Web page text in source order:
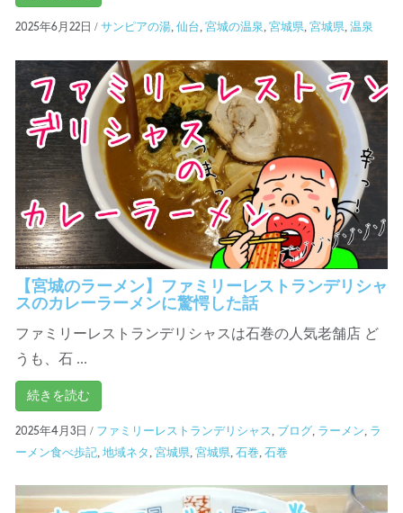
2025年6月22日 / サンピアの湯, 仙台, 宮城の温泉, 宮城県, 宮城県, 温泉
【宮城のラーメン】ファミリーレストランデリシャ
スのカレーラーメンに驚愕した話
ファミリーレストランデリシャスは石巻の人気老舗店 ど
うも、石 ...
続きを読む
2025年4月3日 / ファミリーレストランデリシャス ブログ, ラーメン ラ
ーメン食べ歩記, 地域ネタ 宮城県 宮城県 石巻 石巻